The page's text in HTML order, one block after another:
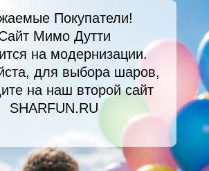
Покупатели!
Мимо Дутти
на модернизации.
для выбора шаров,
на наш второй сайт
SHARFUN.RU